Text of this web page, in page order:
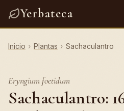
Yerbateca
Inicio › Plantas › Sachaculantro
Eryngium foetidum
Sachaculantro: